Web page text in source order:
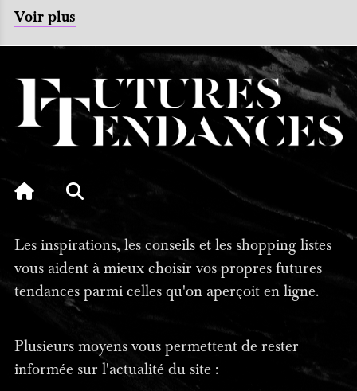
Voir plus
Les inspirations, les conseils et les shopping listes
vous aident à mieux choisir vos propres futures
tendances parmi celles qu'on aperçoit en ligne.
Plusieurs moyens vous permettent de rester
informée sur l'actualité du site :